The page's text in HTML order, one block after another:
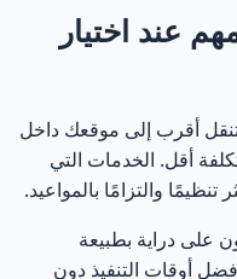
في أبو ظبي
متنقل؟
عند اختيار
أقرب إلى موقعك داخل
أقل. الخدمات التي
والتزامًا بالمواعيد.
على دراية بطبيعة
أوقات التنفيذ دون